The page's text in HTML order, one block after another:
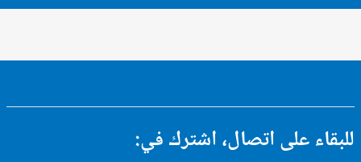
على اتصال، اشترك في: